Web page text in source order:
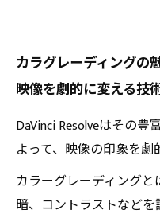
カラグレーディングの
映像を劇的に変える技
DaVinci Resolveはその
よって、映像の印象を劇
カラーグレーディング
暗、コントラストなど